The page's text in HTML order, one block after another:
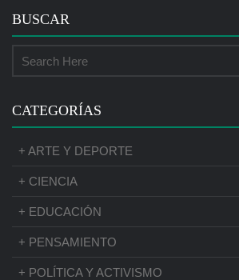
BUSCAR
CATEGORÍAS
+ ARTE Y DEPORTE
+ CIENCIA
+ EDUCACIÓN
+ PENSAMIENTO
+ POLÍTICA Y ACTIVISMO